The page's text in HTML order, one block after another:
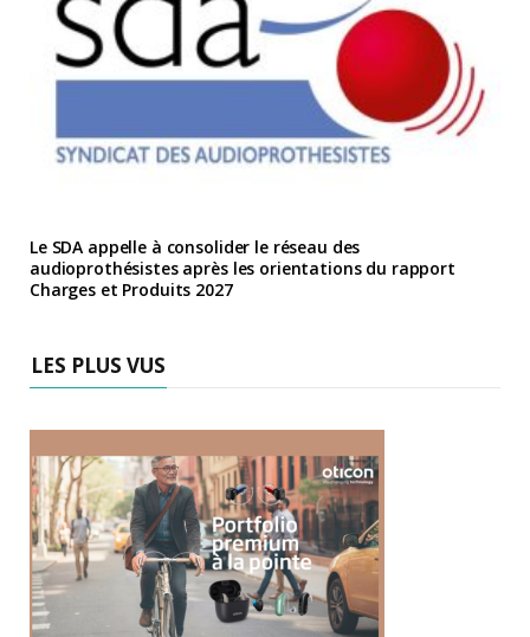
Le SDA appelle à consolider le réseau des
audioprothésistes après les orientations du rapport
Charges et Produits 2027
LES PLUS VUS